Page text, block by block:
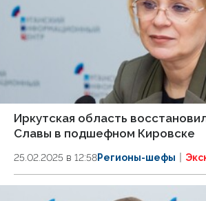
Иркутская область
Славы в подшефном Кировске
25.02.2025 в 12:58Регионы-шефы